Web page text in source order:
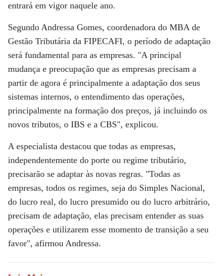
entrará em vigor naquele ano.
Segundo Andressa Gomes, coordenadora do MBA de
Gestão Tributária da FIPECAFI, o período de adaptação
será fundamental para as empresas. "A principal
mudança e preocupação que as empresas precisam a
partir de agora é principalmente a adaptação dos seus
sistemas internos, o entendimento das operações,
principalmente na formação dos preços, já incluindo os
novos tributos, o IBS e a CBS", explicou.
A especialista destacou que todas as empresas,
independentemente do porte ou regime tributário,
precisarão se adaptar às novas regras. "Todas as
empresas, todos os regimes, seja do Simples Nacional,
do lucro real, do lucro presumido ou do lucro arbitrário,
precisam de adaptação, elas precisam entender as suas
operações e utilizarem esse momento de transição a seu
favor", afirmou Andressa.